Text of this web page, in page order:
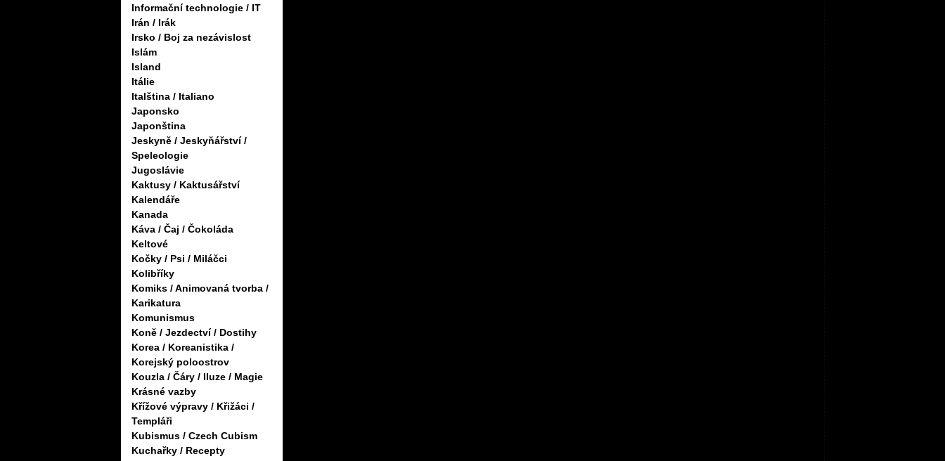
Informační technologie / IT
Irán / Irák
Irsko / Boj za nezávislost
Islám
Island
Itálie
Italština / Italiano
Japonsko
Japonština
Jeskyně / Jeskyňářství /
Speleologie
Jugoslávie
Kaktusy / Kaktusářství
Kalendáře
Kanada
Káva / Čaj / Čokoláda
Keltové
Kočky / Psi / Miláčci
Kolibříky
Komiks / Animovaná tvorba /
Karikatura
Komunismus
Koně / Jezdectví / Dostihy
Korea / Koreanistika /
Korejský poloostrov
Kouzla / Čáry / Iluze / Magie
Krásné vazby
Křížové výpravy / Křižáci /
Templáři
Kubismus / Czech Cubism
Kuchařky / Recepty